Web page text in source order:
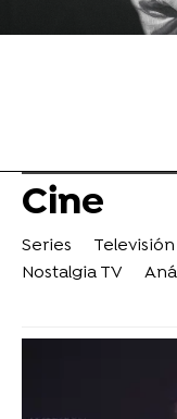
Cine
Series Televisión
Nostalgia TV